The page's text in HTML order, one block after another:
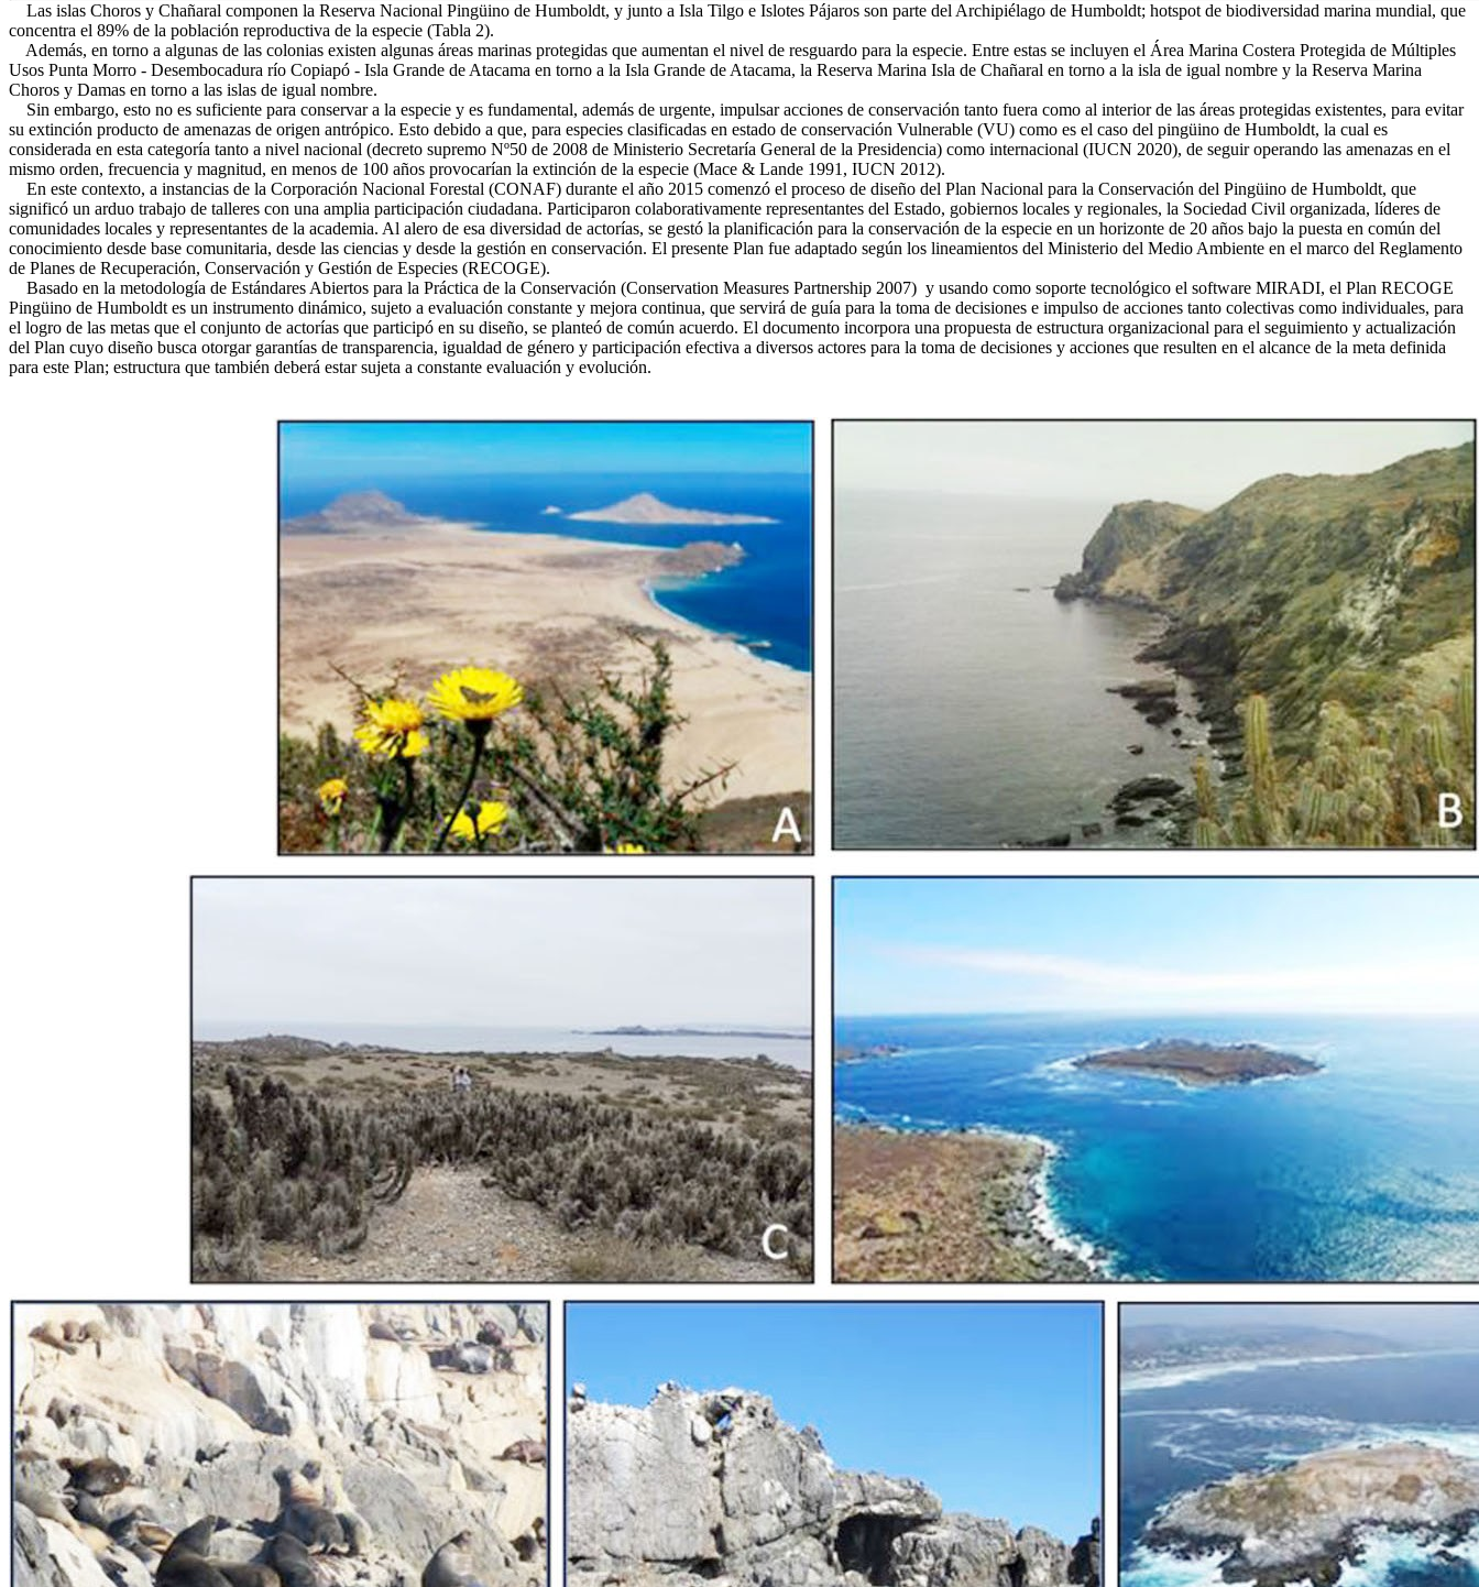
Las islas Choros y Chañaral componen la Reserva Nacional Pingüino de Humboldt, y junto a Isla Tilgo e Islotes Pájaros son parte del Archipiélago de Humboldt; hotspot de biodiversidad marina mundial, que
concentra el 89% de la población reproductiva de la especie (Tabla 2).
Además, en torno a algunas de las colonias existen algunas áreas marinas protegidas que aumentan el nivel de resguardo para la especie. Entre estas se incluyen el Área Marina Costera Protegida de Múltiples
Usos Punta Morro - Desembocadura río Copiapó - Isla Grande de Atacama en torno a la Isla Grande de Atacama, la Reserva Marina Isla de Chañaral en torno a la isla de igual nombre y la Reserva Marina
Choros y Damas en torno a las islas de igual nombre.
Sin embargo, esto no es suficiente para conservar a la especie y es fundamental, además de urgente, impulsar acciones de conservación tanto fuera como al interior de las áreas protegidas existentes, para evitar
su extinción producto de amenazas de origen antrópico. Esto debido a que, para especies clasificadas en estado de conservación Vulnerable (VU) como es el caso del pingüino de Humboldt, la cual es
considerada en esta categoría tanto a nivel nacional (decreto supremo Nº50 de 2008 de Ministerio Secretaría General de la Presidencia) como internacional (IUCN 2020), de seguir operando las amenazas en el
mismo orden, frecuencia y magnitud, en menos de 100 años provocarían la extinción de la especie (Mace & Lande 1991, IUCN 2012).
En este contexto, a instancias de la Corporación Nacional Forestal (CONAF) durante el año 2015 comenzó el proceso de diseño del Plan Nacional para la Conservación del Pingüino de Humboldt, que
significó un arduo trabajo de talleres con una amplia participación ciudadana. Participaron colaborativamente representantes del Estado, gobiernos locales y regionales, la Sociedad Civil organizada, líderes de
comunidades locales y representantes de la academia. Al alero de esa diversidad de actorías, se gestó la planificación para la conservación de la especie en un horizonte de 20 años bajo la puesta en común del
conocimiento desde base comunitaria, desde las ciencias y desde la gestión en conservación. El presente Plan fue adaptado según los lineamientos del Ministerio del Medio Ambiente en el marco del Reglamento
de Planes de Recuperación, Conservación y Gestión de Especies (RECOGE).
Basado en la metodología de Estándares Abiertos para la Práctica de la Conservación (Conservation Measures Partnership 2007) y usando como soporte tecnológico el software MIRADI, el Plan RECOGE
Pingüino de Humboldt es un instrumento dinámico, sujeto a evaluación constante y mejora continua, que servirá de guía para la toma de decisiones e impulso de acciones tanto colectivas como individuales, para
el logro de las metas que el conjunto de actorías que participó en su diseño, se planteó de común acuerdo. El documento incorpora una propuesta de estructura organizacional para el seguimiento y actualización
del Plan cuyo diseño busca otorgar garantías de transparencia, igualdad de género y participación efectiva a diversos actores para la toma de decisiones y acciones que resulten en el alcance de la meta definida
para este Plan; estructura que también deberá estar sujeta a constante evaluación y evolución.